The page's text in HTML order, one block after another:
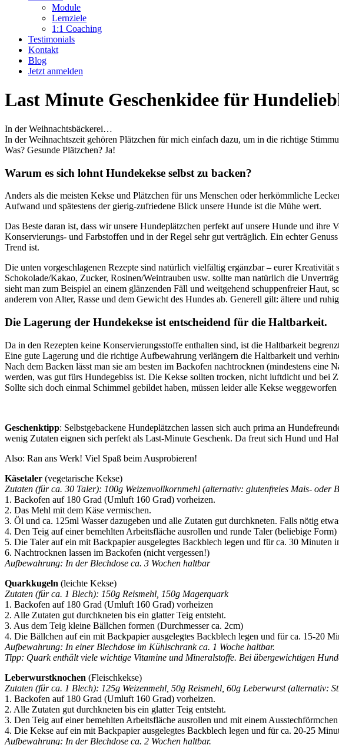
Module
Lernziele
1:1 Coaching
Testimonials
Kontakt
Blog
Jetzt anmelden
Last Minute Geschenkidee für
In der Weihnachtsbäckerei…
In der Weihnachtszeit gehören Plätzchen für mich einfach dazu, um in die richtige
Was? Gesunde Plätzchen? Ja!
Warum es sich lohnt Hundekekse selbst zu backen?
Anders als die meisten Kekse und Plätzchen für uns Menschen oder herkömmliche
Aufwand und spätestens der gierig-zufriedene Blick unsere Hunde ist die Mühe wert.
Das Beste daran ist, dass wir unsere Hundeplätzchen perfekt auf unsere Hunde und
Konservierungs- und Farbstoffen und in der Regel sehr gut verträglich. Ein echter
Trend ist.
Die unten vorgeschlagenen Rezepte sind natürlich vielfältig ergänzbar – eurer
Schokolade/Kakao, Zucker, Rosinen/Weintrauben usw. sollte man natürlich die
sieht man zum Beispiel an einem glänzenden Fäll und weitgehend schuppenfreier
anderem von Alter, Rasse und dem Gewicht des Hundes ab. Generell gilt: ältere und
Die Lagerung der Hundekekse ist entscheidend für die Haltbarkeit.
Da in den Rezepten keine Konservierungsstoffe enthalten sind, ist die Haltbarkeit
Eine gute Lagerung und die richtige Aufbewahrung verlängern die Haltbarkeit und
Nach dem Backen lässt man sie am besten im Backofen nachtrocknen (mindestens
werden, was gut fürs Hundegebiss ist. Die Kekse sollten trocken, nicht luftdicht und bei
Sollte sich doch einmal Schimmel gebildet haben, müssen leider alle Kekse
Geschenktipp: Selbstgebackene Hundeplätzchen lassen sich auch prima an
wenig Zutaten eignen sich perfekt als Last-Minute Geschenk. Da freut sich Hund und
Also: Ran ans Werk! Viel Spaß beim Ausprobieren!
Käsetaler (vegetarische Kekse)
Zutaten (für ca. 30 Taler): 100g Weizenvollkornmehl (alternativ: glutenfreies Mais-
1. Backofen auf 180 Grad (Umluft 160 Grad) vorheizen.
2. Das Mehl mit dem Käse vermischen.
3. Öl und ca. 125ml Wasser dazugeben und alle Zutaten gut durchkneten. Falls nötig
4. Den Teig auf einer bemehlten Arbeitsfläche ausrollen und runde Taler (beliebige Form)
5. Die Taler auf ein mit Backpapier ausgelegtes Backblech legen und für ca. 30 Minuten
6. Nachtrocknen lassen im Backofen (nicht vergessen!)
Aufbewahrung: In der Blechdose ca. 3 Wochen haltbar
Quarkkugeln (leichte Kekse)
Zutaten (für ca. 1 Blech): 150g Reismehl, 150g Magerquark
1. Backofen auf 180 Grad (Umluft 160 Grad) vorheizen
2. Alle Zutaten gut durchkneten bis ein glatter Teig entsteht.
3. Aus dem Teig kleine Bällchen formen (Durchmesser ca. 2cm)
4. Die Bällchen auf ein mit Backpapier ausgelegtes Backblech legen und für ca. 15-20
Aufbewahrung: In einer Blechdose im Kühlschrank ca. 1 Woche haltbar.
Tipp: Quark enthält viele wichtige Vitamine und Mineralstoffe. Bei übergewichtigen
Leberwurstknochen (Fleischkekse)
Zutaten (für ca. 1 Blech): 125g Weizenmehl, 50g Reismehl, 60g Leberwurst (alternativ:
1. Backofen auf 180 Grad (Umluft 160 Grad) vorheizen.
2. Alle Zutaten gut durchkneten bis ein glatter Teig entsteht.
3. Den Teig auf einer bemehlten Arbeitsfläche ausrollen und mit einem
4. Die Kekse auf ein mit Backpapier ausgelegtes Backblech legen und für ca. 20-25
Aufbewahrung: In der Blechdose ca. 2 Wochen haltbar.